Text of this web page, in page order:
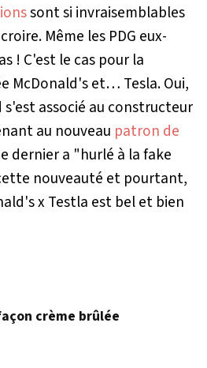
sont si invraisemblables
Même les PDG eux-
! C'est le cas pour la
McDonald's et… Tesla. Oui,
associé au constructeur
au nouveau patron de
dernier a "hurlé à la fake
nouveauté et pourtant,
x Testla est bel et bien
crème brûlée